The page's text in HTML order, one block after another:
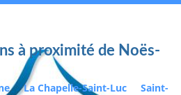
à proximité de Noës-
La Chapelle-Saint-Luc
Saint-